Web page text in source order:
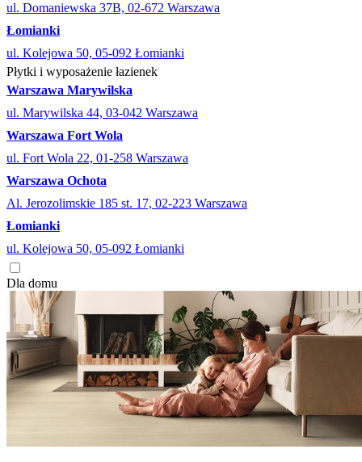
ul. Domaniewska 37B, 02-672 Warszawa
Łomianki
ul. Kolejowa 50, 05-092 Łomianki
Płytki i wyposażenie łazienek
Warszawa Marywilska
ul. Marywilska 44, 03-042 Warszawa
Warszawa Fort Wola
ul. Fort Wola 22, 01-258 Warszawa
Warszawa Ochota
Al. Jerozolimskie 185 st. 17, 02-223 Warszawa
Łomianki
ul. Kolejowa 50, 05-092 Łomianki
Dla domu